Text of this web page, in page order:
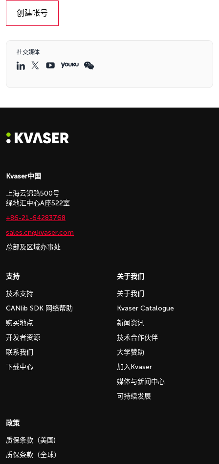
创建帐号
社交媒体
Kvaser中国
上海云锦路500号
绿地汇中心A座522室
+86-21-64283768
sales.cn@kvaser.com
总部及区域办事处
支持
技术支持
CANlib SDK 网络帮助
购买地点
开发者资源
联系我们
下载中心
关于我们
关于我们
Kvaser Catalogue
新闻资讯
技术合作伙伴
大学赞助
加入Kvaser
媒体与新闻中心
可持续发展
政策
质保条款（美国)
质保条款（全球）